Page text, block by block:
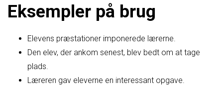
Eksempler på brug
Elevens præstationer imponerede lærerne.
Den elev, der ankom senest, blev bedt om at tage
plads.
Læreren gav eleverne en interessant opgave.